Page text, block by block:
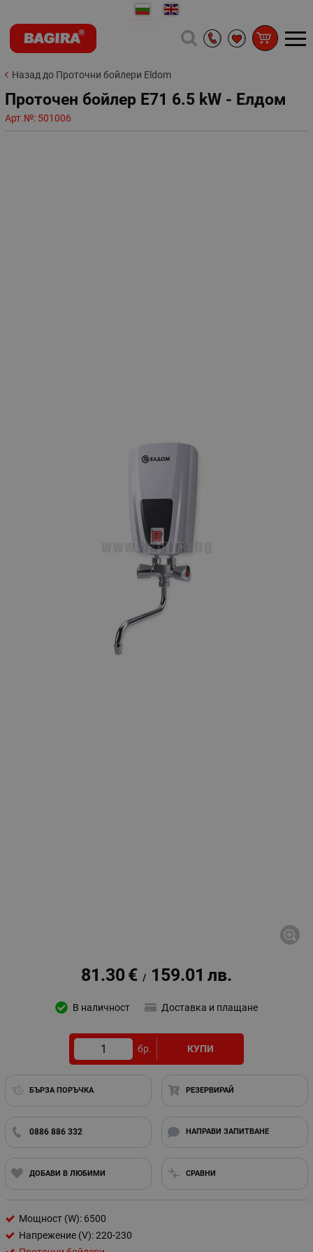
Назад до Проточни бойлери Eldom
Проточен бойлер Е71 6.5 kW - Елдом
Арт.№: 501006
81.30 € / 159.01 лв.
В наличност Доставка и плащане
бр. КУПИ
БЪРЗА ПОРЪЧКА РЕЗЕРВИРАЙ
0886 886 332 НАПРАВИ ЗАПИТВАНЕ
ДОБАВИ В ЛЮБИМИ СРАВНИ
Мощност (W): 6500
Напрежение (V): 220-230